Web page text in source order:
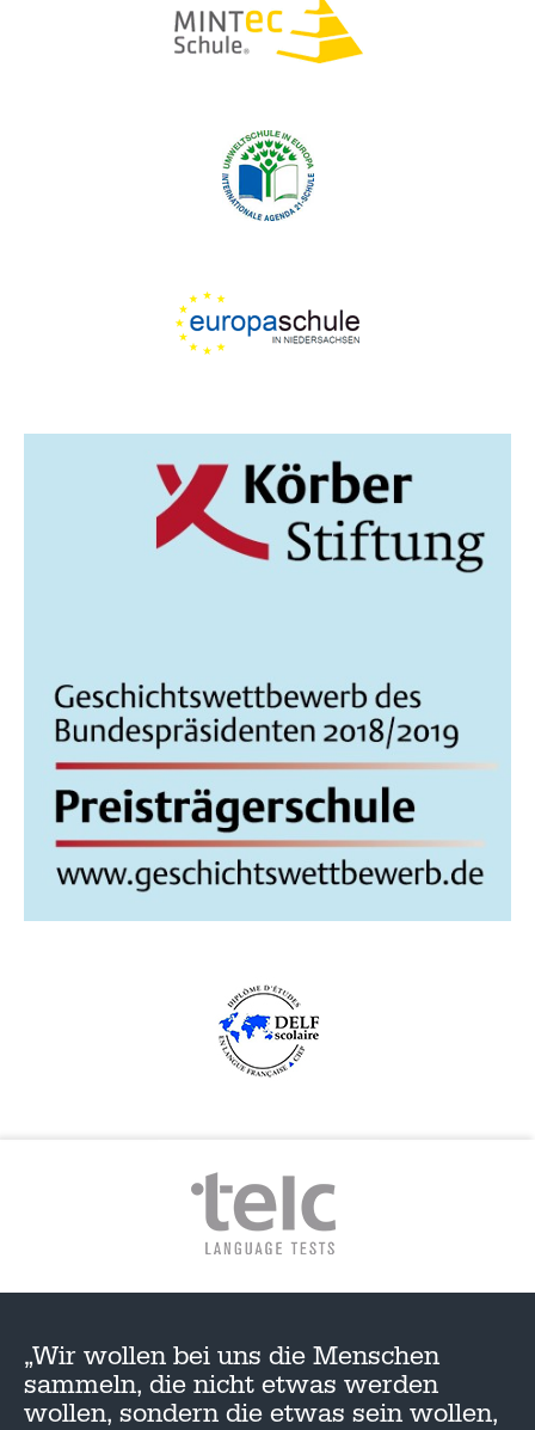
„Wir wollen bei uns die Menschen
sammeln, die nicht etwas werden
wollen, sondern die etwas sein wollen,